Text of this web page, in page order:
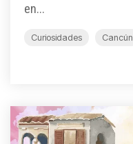
en...
Curiosidades Cancún